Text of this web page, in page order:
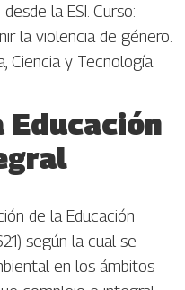
la ESI. Curso:
la violencia de género.
Ciencia y Tecnología.
Educación
de la Educación
según la cual se
en los ámbitos